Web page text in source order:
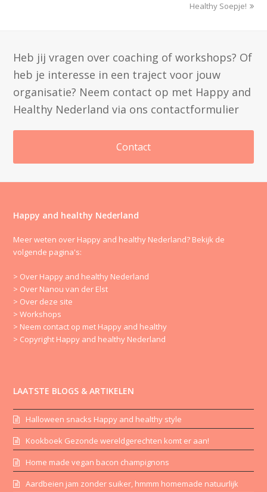
Healthy Soepje!
Heb jij vragen over coaching of workshops? Of
heb je interesse in een traject voor jouw
organisatie? Neem contact op met Happy and
Healthy Nederland via ons contactformulier
Contact
Happy and healthy Nederland
Meer weten over Happy and healthy Nederland? Bekijk de
volgende pagina's:
> Over Happy and healthy Nederland
> Over Nanou van der Elst
> Over deze site
> Workshops
> Neem contact op met Happy and healthy
> Copyright Happy and healthy Nederland
LAATSTE BLOGS & ARTIKELEN
Halloween snacks Happy and healthy style
Kookboek Gezonde wereldgerechten komt er aan!
Home made vegan bacon champignons
Aardbeien jam zonder suiker, hmmm homemade natuurlijk